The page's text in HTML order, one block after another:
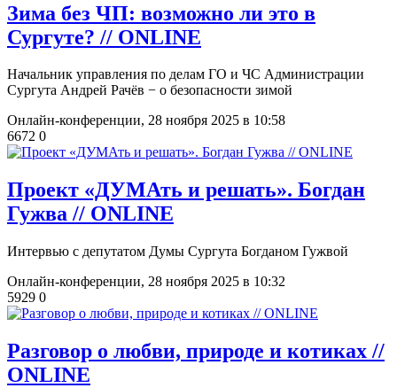
​Зима без ЧП: возможно ли это в
Сургуте? // ONLINE
Начальник управления по делам ГО и ЧС Администрации
Сургута Андрей Рачёв − о безопасности зимой
Онлайн-конференции, 28 ноября 2025 в 10:58
6672 0
​Проект «ДУМАть и решать». Богдан
Гужва // ONLINE
Интервью с депутатом Думы Сургута Богданом Гужвой
Онлайн-конференции, 28 ноября 2025 в 10:32
5929 0
​Разговор о любви, природе и котиках //
ONLINE